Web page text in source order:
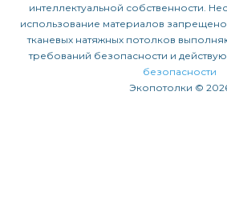
интеллектуальной собственности.
использование материалов
тканевых натяжных потолков
требований безопасности и
безопасности
Экопотолки ©